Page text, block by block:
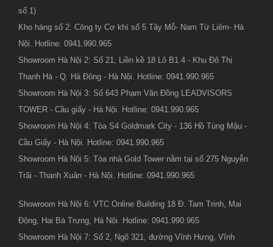
số 1)
Kho hàng số 2: Công ty Cơ khí số 5 Tây Mỗ- Nam Từ Liêm- Hà
Nội. Hotline: 0941.990.965
Showroom Hà Nội 2: Số 21, Liền kề 18 Lô B1.4 - Khu Đô Thị
Thanh Hà - Q. Hà Đông - Hà Nội. Hotline: 0941.990.965
Showroom Hà Nội 3: Số 643 Phạm Văn Đồng LEADVISORS
TOWER - Cầu giấy - Hà Nội. Hotline: 0941.990.965
Showroom Hà Nội 4: Tòa S4 Goldmark City - 136 Hồ Tùng Mậu -
Cầu Giấy - Hà Nội. Hotline: 0941.990.965
Showroom Hà Nội 5: Tòa nhà Gold Tower nằm tại số 275 Nguyễn
Trãi - Thanh Xuân - Hà Nội. Hotline: 0941.990.965
Showroom Hà Nội 6: VTC Online Building 18 Đ. Tam Trinh, Mai
Động, Hai Bà Trưng, Hà Nội. Hotline: 0941.990.965
Showroom Hà Nội 7: Số 2, Ngõ 321, đường Vĩnh Hưng, Vĩnh